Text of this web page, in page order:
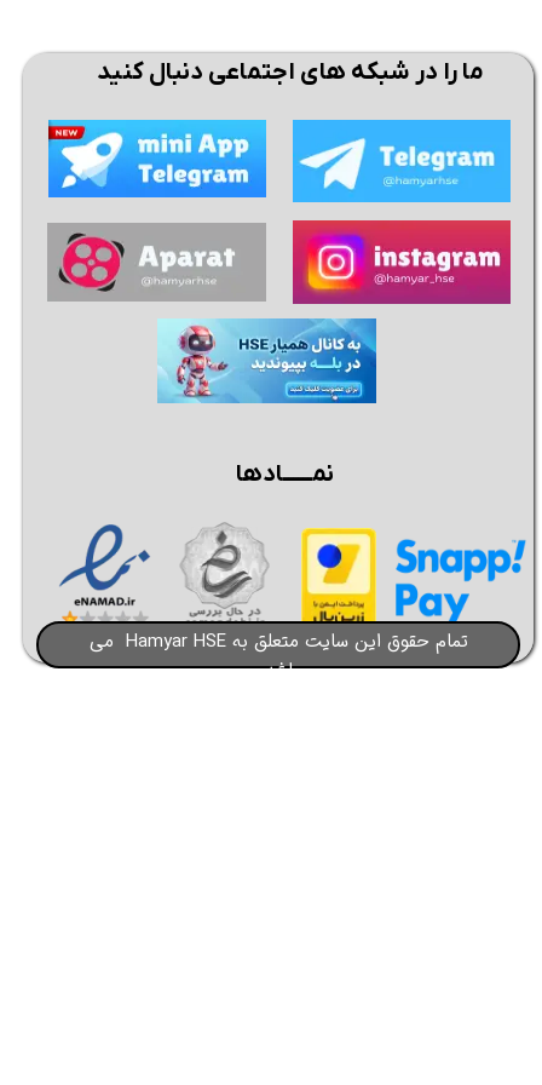
★★
تمام حقوق این سایت متعلق به Hamyar HSE می
باشد​​​​​​​
ما را در شبکه های اجتماعی دنبال کنید
نمــــــادها